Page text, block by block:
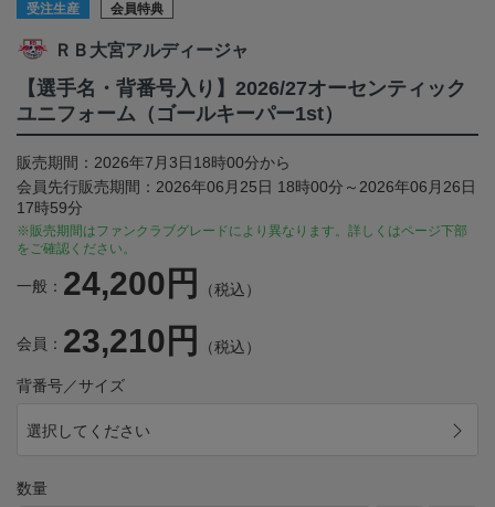
受注生産 会員特典
ＲＢ大宮アルディージャ
【選手名・背番号入り】2026/27オーセンティック
ユニフォーム（ゴールキーパー1st）
販売期間：2026年7月3日18時00分から
会員先行販売期間：2026年06月25日 18時00分～2026年06月26日
17時59分
※販売期間はファンクラブグレードにより異なります。詳しくはページ下部
をご確認ください。
一般： 24,200円 （税込）
会員： 23,210円 （税込）
背番号／サイズ
選択してください
数量